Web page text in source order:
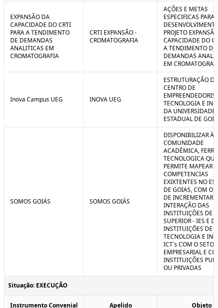
EXPANSÃO DA
CAPACIDADE DO CRTI
PARA A TENDIMENTO
DE DEMANDAS
ANALITICAS EM
CROMATOGRAFIA
CRTI EXPANSÃO -
CROMATOGRAFIA
AÇÕES E METAS
ESPECIFICAS PARA
PROJETO
CAPACIDADE DO
A TENDIMENTO DE
DEMANDAS
EM
Inova Campus UEG INOVA UEG
ESTRUTURAÇÃO
CENTRO DE
TECNOLOGIA E
DA UNIVERSIDADE
ESTADUAL DE
SOMOS GOIÁS SOMOS GOIÁS
DISPONIBILIZAR À
COMUNIDADE
ACADÊMICA,
TECNOLOGICA QUE
PERMITE MAPEAR
COMPETENCIAS
EXIXTENTES NO
DE GOIAS, COM O
DE INCREMENTAR A
INTERAÇÃO DAS
INSTITUIÇÕES DE
SUPERIOR - IES E
INSTITUIÇÕES DE
TECNOLOGIA E
ICT`s COM O SETOR
EMPRESARIAL E
INSTITUIÇÕES
OU PRIVADAS
Situação: EXECUÇÃO
Instrumento Convenial Apelido Objeto